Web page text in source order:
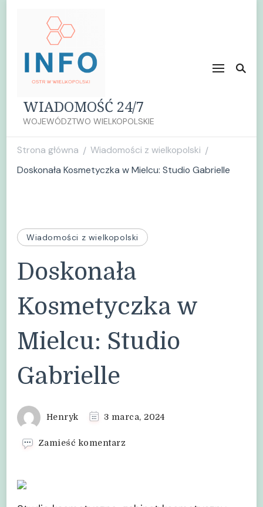
WIADOMOŚĆ 24/7
WOJEWÓDZTWO WIELKOPOLSKIE
Strona główna / Wiadomości z wielkopolski /
Doskonała Kosmetyczka w Mielcu: Studio Gabrielle
Wiadomości z wielkopolski
Doskonała
Kosmetyczka w
Mielcu: Studio
Gabrielle
Henryk 3 marca, 2024
Zamieść komentarz
Mielcu: